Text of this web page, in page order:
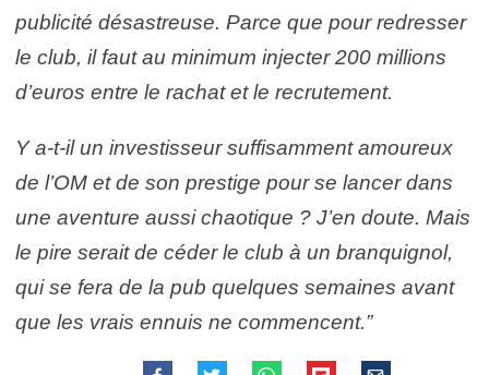
publicité désastreuse. Parce que pour redresser
le club, il faut au minimum injecter 200 millions
d’euros entre le rachat et le recrutement.
Y a-t-il un investisseur suffisamment amoureux
de l’OM et de son prestige pour se lancer dans
une aventure aussi chaotique ? J’en doute. Mais
le pire serait de céder le club à un branquignol,
qui se fera de la pub quelques semaines avant
que les vrais ennuis ne commencent.”